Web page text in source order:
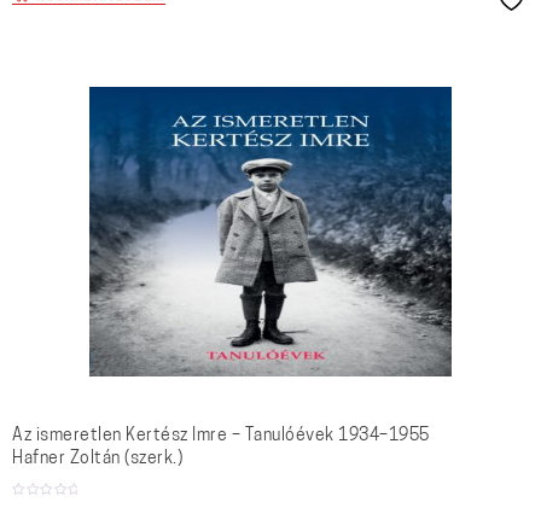
Az ismeretlen Kertész Imre – Tanulóévek 1934–1955
Hafner Zoltán (szerk.)